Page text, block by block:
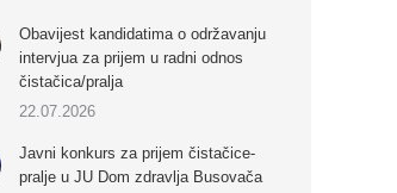
Obavijest kandidatima o održavanju
intervjua za prijem u radni odnos
čistačica/pralja
22.07.2026
Javni konkurs za prijem čistačice-
pralje u JU Dom zdravlja Busovača